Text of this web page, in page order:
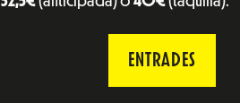
ENTRADES